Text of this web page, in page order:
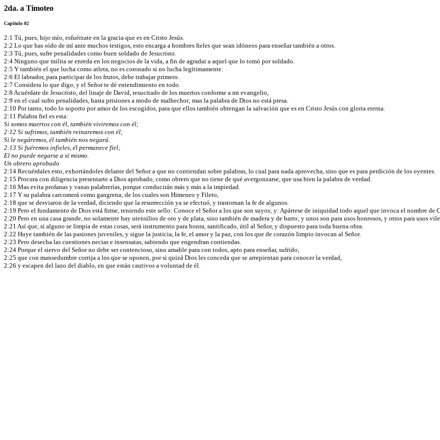
2da. a Timoteo
Capítulo 02
2:1 Tú, pues, hijo mío, esfuérzate en la gracia que es en Cristo Jesús.
2:2 Lo que has oído de mí ante muchos testigos, esto encarga a hombres fieles que sean idóneos para enseñar también a otros.
2:3 Tú, pues, sufre penalidades como buen soldado de Jesucristo.
2:4 Ninguno que milita se enreda en los negocios de la vida, a fin de agradar a aquel que lo tomó por soldado.
2:5 Y también el que lucha como atleta, no es coronado si no lucha legítimamente.
2:6 El labrador, para participar de los frutos, debe trabajar primero.
2:7 Considera lo que digo, y el Señor te dé entendimiento en todo.
2:8 Acuérdate de Jesucristo, del linaje de David, resucitado de los muertos conforme a mi evangelio,
2:9 en el cual sufro penalidades, hasta prisiones a modo de malhechor; mas la palabra de Dios no está presa.
2:10 Por tanto, todo lo soporto por amor de los escogidos, para que ellos también obtengan la salvación que es en Cristo Jesús con gloria eterna.
2:11 Palabra fiel es esta:
Si somos muertos con él, también viviremos con él;
2:12 Si sufrimos, también reinaremos con él;
Si le negáremos, él también nos negará.
2:13 Si fuéremos infieles, él permanece fiel;
El no puede negarse a sí mismo.
Un obrero aprobado
2:14 Recuérdales esto, exhortándoles delante del Señor a que no contiendan sobre palabras, lo cual para nada aprovecha, sino que es para perdición de los oyentes.
2:15 Procura con diligencia presentarte a Dios aprobado, como obrero que no tiene de qué avergonzarse, que usa bien la palabra de verdad.
2:16 Mas evita profanas y vanas palabrerías, porque conducirán más y más a la impiedad.
2:17 Y su palabra carcomerá como gangrena; de los cuales son Himeneo y Fileto,
2:18 que se desviaron de la verdad, diciendo que la resurrección ya se efectuó, y trastornan la fe de algunos.
2:19 Pero el fundamento de Dios está firme, teniendo este sello: Conoce el Señor a los que son suyos; y: Apártese de iniquidad todo aquel que invoca el nombre de
2:20 Pero en una casa grande, no solamente hay utensilios de oro y de plata, sino también de madera y de barro; y unos son para usos honrosos, y otros para usos
2:21 Así que, si alguno se limpia de estas cosas, será instrumento para honra, santificado, útil al Señor, y dispuesto para toda buena obra.
2:22 Huye también de las pasiones juveniles, y sigue la justicia, la fe, el amor y la paz, con los que de corazón limpio invocan al Señor.
2:23 Pero desecha las cuestiones necias e insensatas, sabiendo que engendran contiendas.
2:24 Porque el siervo del Señor no debe ser contencioso, sino amable para con todos, apto para enseñar, sufrido;
2:25 que con mansedumbre corrija a los que se oponen, por si quizá Dios les conceda que se arrepientan para conocer la verdad,
2:26 y escapen del lazo del diablo, en que están cautivos a voluntad de él.